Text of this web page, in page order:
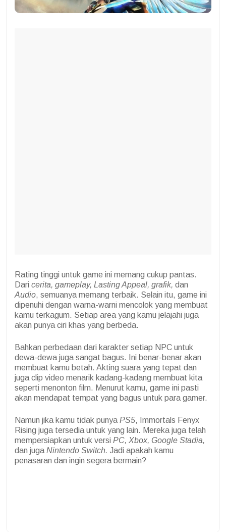
Rating tinggi untuk game ini memang cukup pantas.
Dari cerita, gameplay, Lasting Appeal, grafik, dan
Audio, semuanya memang terbaik. Selain itu, game ini
dipenuhi dengan warna-warni mencolok yang membuat
kamu terkagum. Setiap area yang kamu jelajahi juga
akan punya ciri khas yang berbeda.
Bahkan perbedaan dari karakter setiap NPC untuk
dewa-dewa juga sangat bagus. Ini benar-benar akan
membuat kamu betah. Akting suara yang tepat dan
juga clip video menarik kadang-kadang membuat kita
seperti menonton film. Menurut kamu, game ini pasti
akan mendapat tempat yang bagus untuk para gamer.
Namun jika kamu tidak punya PS5, Immortals Fenyx
Rising juga tersedia untuk yang lain. Mereka juga telah
mempersiapkan untuk versi PC, Xbox, Google Stadia,
dan juga Nintendo Switch. Jadi apakah kamu
penasaran dan ingin segera bermain?